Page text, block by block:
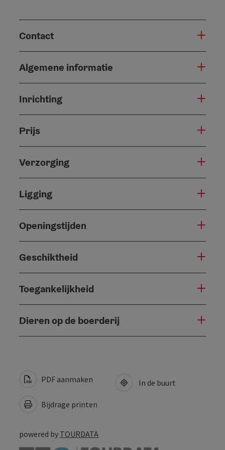
Contact
Algemene informatie
Inrichting
Prijs
Verzorging
Ligging
Openingstijden
Geschiktheid
Toegankelijkheid
Dieren op de boerderij
PDF aanmaken
Bijdrage printen
In de buurt
powered by TOURDATA